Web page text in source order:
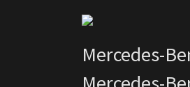
Mercedes-